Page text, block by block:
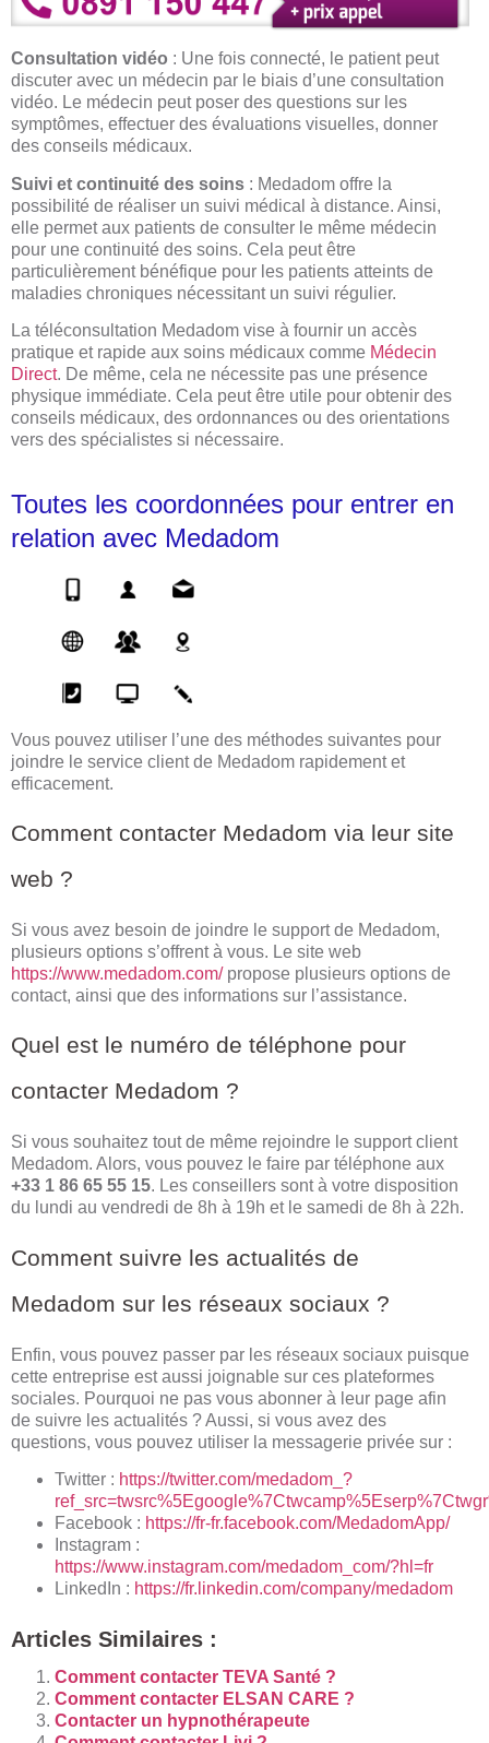
Consultation vidéo : Une fois connecté, le patient peut
discuter avec un médecin par le biais d’une consultation
vidéo. Le médecin peut poser des questions sur les
symptômes, effectuer des évaluations visuelles, donner
des conseils médicaux.
Suivi et continuité des soins : Medadom offre la
possibilité de réaliser un suivi médical à distance. Ainsi,
elle permet aux patients de consulter le même médecin
pour une continuité des soins. Cela peut être
particulièrement bénéfique pour les patients atteints de
maladies chroniques nécessitant un suivi régulier.
La téléconsultation Medadom vise à fournir un accès
pratique et rapide aux soins médicaux comme Médecin
Direct. De même, cela ne nécessite pas une présence
physique immédiate. Cela peut être utile pour obtenir des
conseils médicaux, des ordonnances ou des orientations
vers des spécialistes si nécessaire.
Toutes les coordonnées pour entrer en
relation avec Medadom
Vous pouvez utiliser l’une des méthodes suivantes pour
joindre le service client de Medadom rapidement et
efficacement.
Comment contacter Medadom via leur site
web ?
Si vous avez besoin de joindre le support de Medadom,
plusieurs options s’offrent à vous. Le site web
https://www.medadom.com/propose plusieurs options de
contact, ainsi que des informations sur l’assistance.
Quel est le numéro de téléphone pour
contacter Medadom ?
Si vous souhaitez tout de même rejoindre le support client
Medadom. Alors, vous pouvez le faire par téléphone aux
+33 1 86 65 55 15. Les conseillers sont à votre disposition
du lundi au vendredi de 8h à 19h et le samedi de 8h à 22h.
Comment suivre les actualités de
Medadom sur les réseaux sociaux ?
Enfin, vous pouvez passer par les réseaux sociaux puisque
cette entreprise est aussi joignable sur ces plateformes
sociales. Pourquoi ne pas vous abonner à leur page afin
de suivre les actualités ? Aussi, si vous avez des
questions, vous pouvez utiliser la messagerie privée sur :
Twitter : https://twitter.com/medadom_?
Facebook : https://fr-fr.facebook.com/MedadomApp/
Instagram :
https://www.instagram.com/medadom_com/?hl=fr
LinkedIn : https://fr.linkedin.com/company/medadom
Articles Similaires :
Comment contacter TEVA Santé ?
Comment contacter ELSAN CARE ?
Contacter un hypnothérapeute